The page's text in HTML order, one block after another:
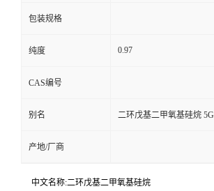
包装规格
纯度 0.97
CAS编号
别名 二环戊基二甲氧基硅烷 5G
产地/厂商
中文名称:二环戊基二甲氧基硅烷